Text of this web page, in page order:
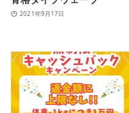
2021年9月17日